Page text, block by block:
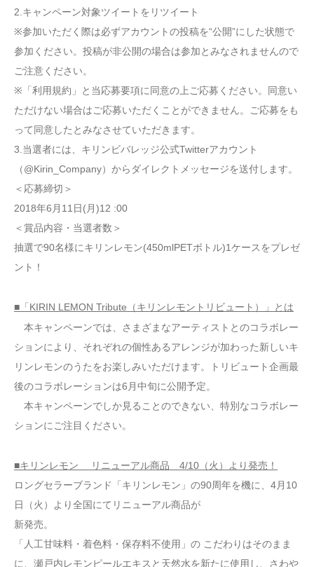
2.キャンペーン対象ツイートをリツイート
※参加いただく際は必ずアカウントの投稿を“公開”にした状態で
参加ください。投稿が非公開の場合は参加とみなされませんので
ご注意ください。
※「利用規約」と当応募要項に同意の上ご応募ください。同意い
ただけない場合はご応募いただくことができません。ご応募をも
って同意したとみなさせていただきます。
3.当選者には、キリンビバレッジ公式Twitterアカウント
（@Kirin_Company）からダイレクトメッセージを送付します。
＜応募締切＞
2018年6月11日(月)12 :00
＜賞品内容・当選者数＞
抽選で90名様にキリンレモン(450mlPETボトル)1ケースをプレゼ
ント！
■「KIRIN LEMON Tribute（キリンレモントリビュート）」とは
本キャンペーンでは、さまざまなアーティストとのコラボレー
ションにより、それぞれの個性あるアレンジが加わった新しいキ
リンレモンのうたをお楽しみいただけます。トリビュート企画最
後のコラボレーションは6月中旬に公開予定。
本キャンペーンでしか見ることのできない、特別なコラボレー
ションにご注目ください。
■キリンレモン リニューアル商品 4/10（火）より発売！
ロングセラーブランド「キリンレモン」の90周年を機に、4月10
日（火）より全国にてリニューアル商品が
新発売。
「人工甘味料・着色料・保存料不使用」の こだわりはそのまま
に、瀬戸内レモンピールエキスと天然水を新たに使用し、さわや